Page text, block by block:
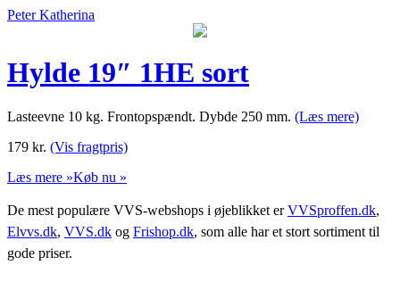
Peter Katherina
Hylde 19″ 1HE sort
Lasteevne 10 kg. Frontopspændt. Dybde 250 mm. (Læs mere)
179 kr. (Vis fragtpris)
Læs mere »Køb nu »
De mest populære VVS-webshops i øjeblikket erVVSproffen.dk,
Elvvs.dk, VVS.dk og Frishop.dk, som alle har et stort sortiment til
gode priser.